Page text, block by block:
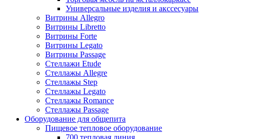
Универсальные изделия и акссесуары
Витрины Allegro
Витрины Libretto
Витрины Forte
Витрины Legato
Витрины Passage
Стеллажи Etude
Стеллажы Allegre
Стеллажы Step
Стеллажы Legato
Стеллажы Romance
Стеллажы Passage
Оборудование для общепита
Пищевое тепловое оборудование
700 тепловая линия